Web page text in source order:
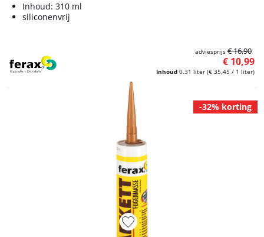
Inhoud: 310 ml
siliconenvrij
Inhoud 0.31 liter (€ 35,45 / 1 liter)
€ 10,99
adviesprijs € 16,90
-32% korting